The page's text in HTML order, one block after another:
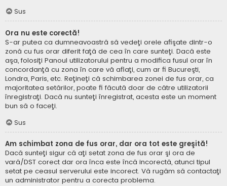
Sus
Ora nu este corectă!
S-ar putea ca dumneavoastră să vedeţi orele afişate dintr-o
zonă cu fus orar diferit faţă de cea în care sunteţi. Dacă este
aşa, folosiţi Panoul utilizatorului pentru a modifica fusul orar în
concordanţă cu zona în care vă aflaţi, cum ar fi Bucureşti,
Londra, Paris, etc. Reţineţi că schimbarea zonei de fus orar, ca
majoritatea setărilor, poate fi făcută doar de către utilizatorii
înregistraţi. Dacă nu sunteţi înregistrat, acesta este un moment
bun să o faceţi.
Sus
Am schimbat zona de fus orar, dar ora tot este greşită!
Dacă sunteţi sigur că aţi setat zona de fus orar şi ora de
vară/DST corect dar ora înca este încă incorectă, atunci tipul
setat pe ceasul serverului este incorect. Vă rugăm să contactaţi
un administrator pentru a corecta problema.